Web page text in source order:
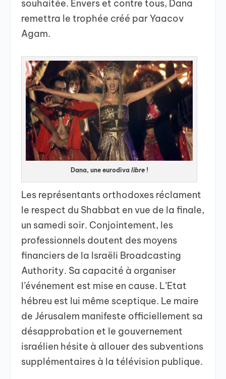
souhaitée. Envers et contre tous, Dana
remettra le trophée créé par Yaacov
Agam.
Dana, une eurodiva libre!
Les représentants orthodoxes réclament
le respect du Shabbat en vue de la finale,
un samedi soir. Conjointement, les
professionnels doutent des moyens
financiers de la lsraëli Broadcasting
Authority. Sa capacité à organiser
l’événement est mise en cause. L’Etat
hébreu est lui même sceptique. Le maire
de Jérusalem manifeste officiellement sa
désapprobation et le gouvernement
israélien hésite à allouer des subventions
supplémentaires à la télévision publique.